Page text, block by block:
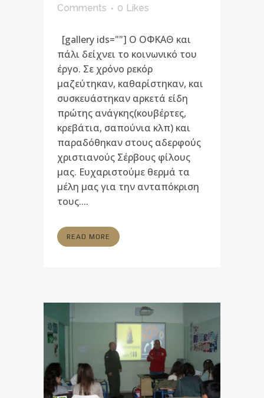
Comments 0 Likes
[gallery ids=""] Ο ΟΦΚΑΘ και
πάλι δείχνει το κοινωνικό του
έργο. Σε χρόνο ρεκόρ
μαζεύτηκαν, καθαρίστηκαν, και
συσκευάστηκαν αρκετά είδη
πρώτης ανάγκης(κουβέρτες,
κρεβάτια, σαπούνια κλπ) και
παραδόθηκαν στους αδερφούς
χριστιανούς Σέρβους φίλους
μας. Ευχαριστούμε θερμά τα
μέλη μας για την ανταπόκριση
τους....
READ MORE